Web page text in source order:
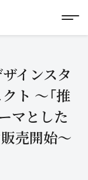
メ
インスタ
ト ～「推
マとした
売開始～